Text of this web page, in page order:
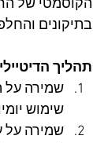
הקוסמטי של
בתיקונים
תהליך
שמירה על
שימוש
שמירה על